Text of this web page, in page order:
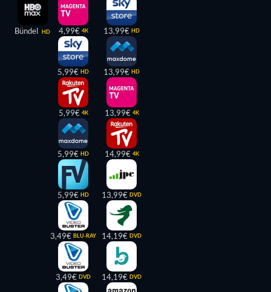
Bündel HD 4,99€ 4K
5,99€ HD
5,99€ 4K
5,99€ HD
5,99€ HD
3,49€ BLU-RAY
3,49€ DVD
13,99€ HD
13,99€ HD
13,99€ 4K
14,99€ 4K
13,99€ DVD
14,19€ DVD
14,19€ DVD